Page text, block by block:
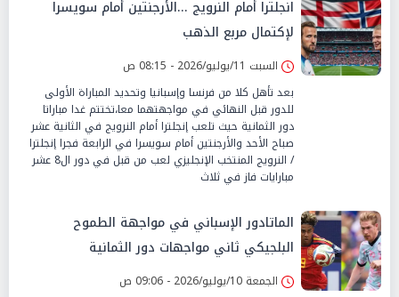
انجلترا أمام النرويج ...الأرجنتين أمام سويسرا
لإكتمال مربع الذهب
السبت 11/يوليو/2026 - 08:15 ص
بعد تأهل كلا من فرنسا وإسبانيا وتحديد المباراة الأولى
للدور قبل النهائي في مواجهتهما معا،تختتم غدا مباراتا
دور الثمانية حيث تلعب إنجلترا أمام النرويج في الثانية عشر
صباح الأحد والأرجنتين أمام سويسرا في الرابعة فجرا إنجلترا
/ النرويج المنتخب الإنجليزي لعب من قبل في دور ال8 عشر
مبارايات فاز في ثلاث
الماتادور الإسباني في مواجهة الطموح
البلجيكي ثاني مواجهات دور الثمانية
الجمعة 10/يوليو/2026 - 09:06 ص